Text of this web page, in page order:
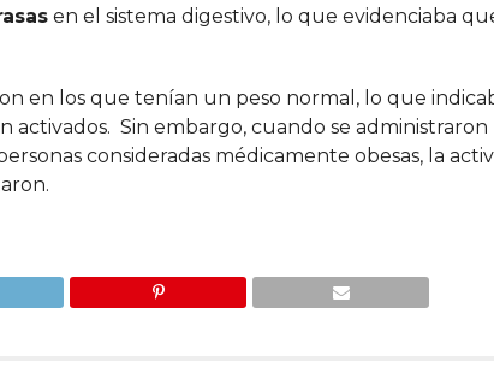
en el sistema digestivo, lo que evidenciaba
en los que tenían un peso normal, lo que
Sin embargo, cuando se administraron
consideradas médicamente obesas, la